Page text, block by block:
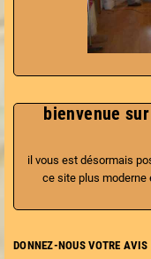
bienvenue
il vous est désormais
ce site plus moderne
DONNEZ-NOUS VOTRE AVIS